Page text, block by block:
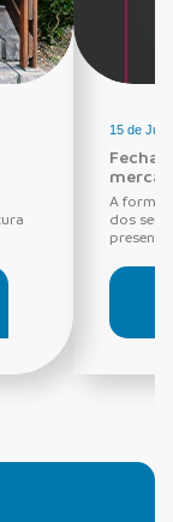
15 de
A forma
dos